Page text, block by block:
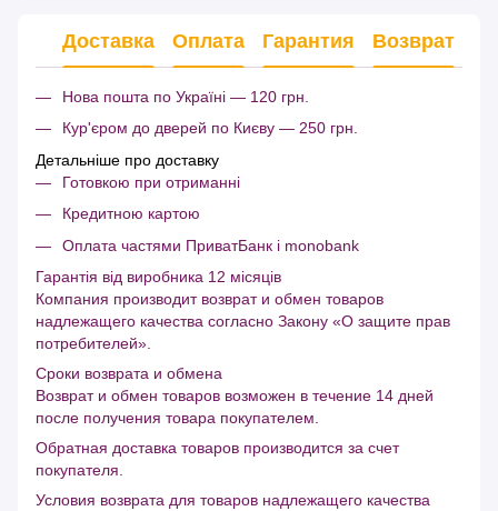
Доставка Оплата Гарантия Возврат
Нова пошта по Україні — 120 грн.
Кур'єром до дверей по Києву — 250 грн.
Детальніше про доставку
Готовкою при отриманні
Кредитною картою
Оплата частями ПриватБанк і monobank
Гарантія від виробника 12 місяців
Компания производит возврат и обмен товаров
надлежащего качества согласно Закону «О защите прав
потребителей».
Сроки возврата и обмена
Возврат и обмен товаров возможен в течение 14 дней
после получения товара покупателем.
Обратная доставка товаров производится за счет
покупателя.
Условия возврата для товаров надлежащего качества